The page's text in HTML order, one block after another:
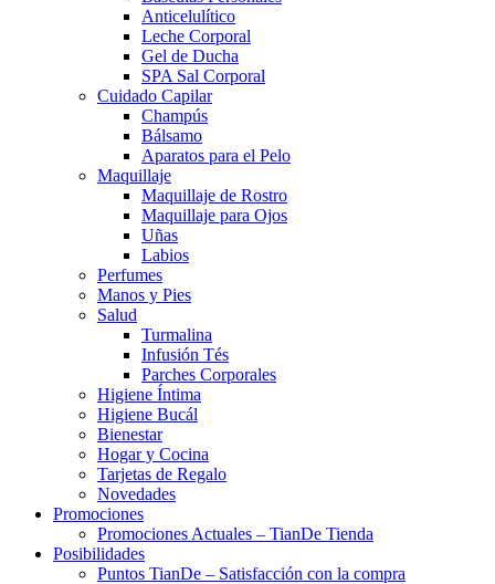
Anticelulítico
Leche Corporal
Gel de Ducha
SPA Sal Corporal
Cuidado Capilar
Champús
Bálsamo
Aparatos para el Pelo
Maquillaje
Maquillaje de Rostro
Maquillaje para Ojos
Uñas
Labios
Perfumes
Manos y Pies
Salud
Turmalina
Infusión Tés
Parches Corporales
Higiene Íntima
Higiene Bucál
Bienestar
Hogar y Cocina
Tarjetas de Regalo
Novedades
Promociones
Promociones Actuales – TianDe Tienda
Posibilidades
Puntos TianDe – Satisfacción con la compra